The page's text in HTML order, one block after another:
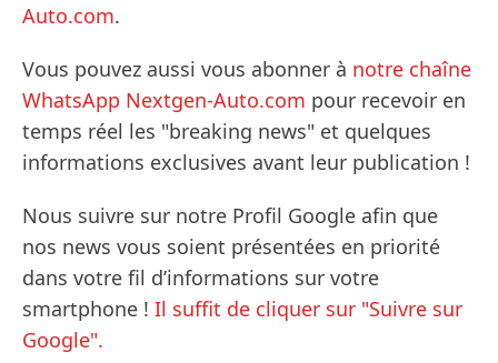
Auto.com.
Vous pouvez aussi vous abonner à notre chaîne
WhatsApp Nextgen-Auto.com pour recevoir en
temps réel les "breaking news" et quelques
informations exclusives avant leur publication !
Nous suivre sur notre Profil Google afin que
nos news vous soient présentées en priorité
dans votre fil d’informations sur votre
smartphone ! Il suffit de cliquer sur "Suivre sur
Google".